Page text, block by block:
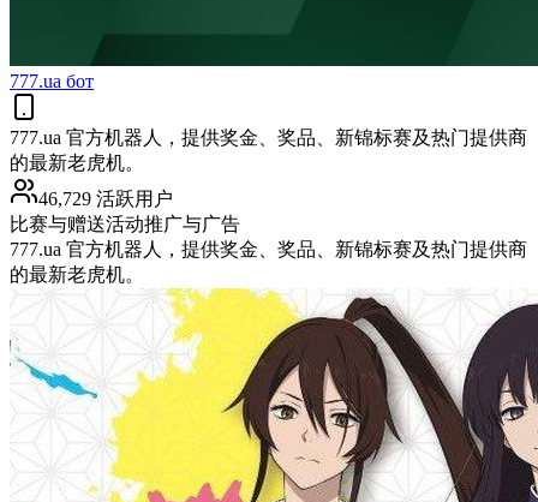
777.ua бот
777.ua 官方机器人，提供奖金、奖品、新锦标赛及热门提供商
的最新老虎机。
46,729 活跃用户
比赛与赠送活动推广与广告
777.ua 官方机器人，提供奖金、奖品、新锦标赛及热门提供商
的最新老虎机。